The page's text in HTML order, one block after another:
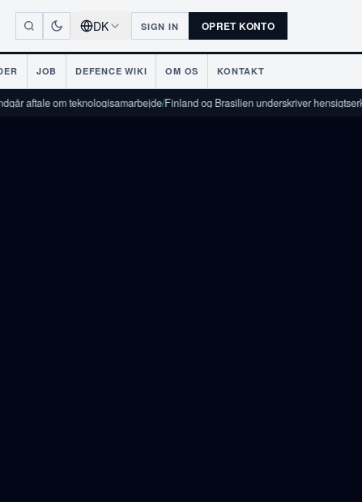
DK SIGN IN OPRET KONTO
JOB DEFENCE WIKI OM OS KONTAKT
om teknologisamarbejde/Finland og Brasilien underskriver hensigtserklæring